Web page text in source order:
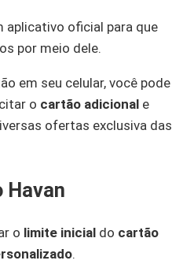
aplicativo oficial para que
por meio dele.
em seu celular, você pode
o cartão adicional e
ofertas exclusiva das
Havan
o limite inicial do cartão
.